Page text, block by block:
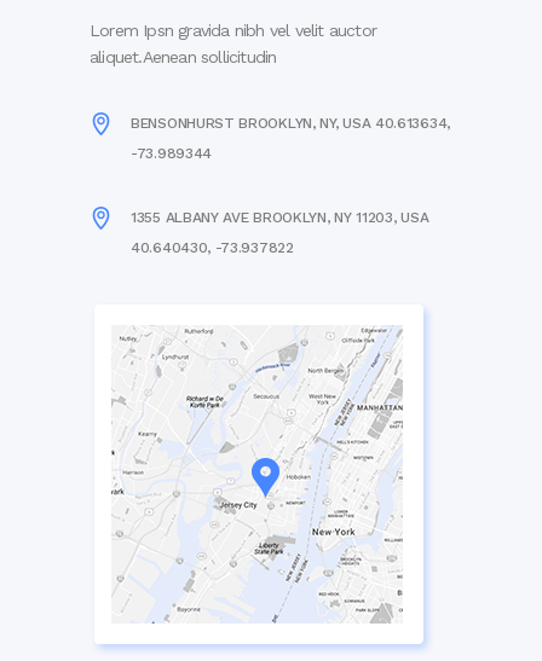
Lorem Ipsn gravida nibh vel velit auctor
aliquet.Aenean sollicitudin
BENSONHURST BROOKLYN, NY, USA 40.613634,
-73.989344
1355 ALBANY AVE BROOKLYN, NY 11203, USA
40.640430, -73.937822